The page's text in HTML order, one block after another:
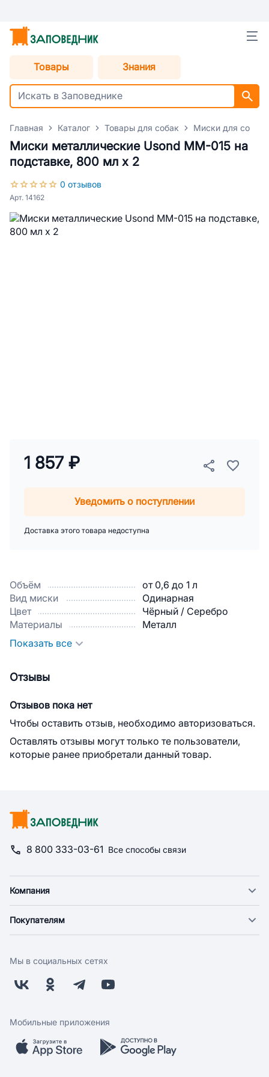
Товары Знания
Главная Каталог Товары для собак Миски для собак
Миски металлические Usond ММ-015 на
подставке, 800 мл х 2
0 отзывов
Арт. 14162
Объём
от 0,6 до 1 л
Вид миски
Одинарная
Цвет
Чёрный / Серебро
Материалы
Металл
Показать все
1 857 ₽
Уведомить о поступлении
Доставка этого товара недоступна
Отзывы
Отзывов пока нет
Чтобы оставить отзыв, необходимо авторизоваться.
Оставлять отзывы могут только те пользователи,
которые ранее приобретали данный товар.
8 800 333-03-61 Все способы связи
Компания
Новости
Поставщикам
Заводчикам
Обратная связь
Покупателям
Оплата
Бонусная программа
Скидки и акции
Мобильное приложение
Мы в социальных сетях
Мобильные приложения